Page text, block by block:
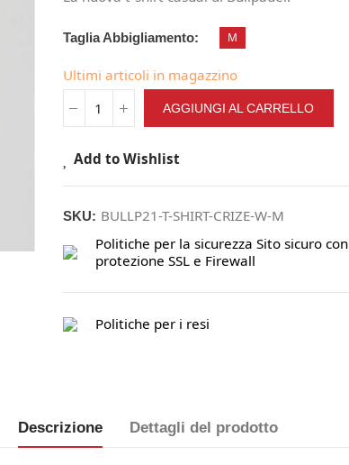
Taglia Abbigliamento M
Ultimi articoli in magazzino
AGGIUNGI AL CARRELLO
Add to Wishlist
SKU: BULLP21-T-SHIRT-CRIZE-W-M
Politiche per la sicurezza Sito sicuro con
protezione SSL e Firewall
Politiche per i resi
Descrizione Dettagli del prodotto